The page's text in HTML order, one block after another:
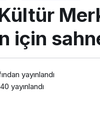
için
yayınlandı
yayınlandı